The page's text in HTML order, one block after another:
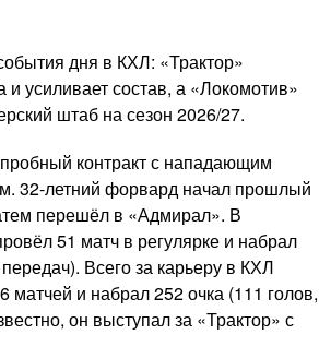
дня в КХЛ: «Трактор»
и усиливает состав, а «Локомотив»
штаб на сезон 2026/27.
контракт с нападающим
32-летний форвард начал прошлый
перешёл в «Адмирал». В
51 матч в регулярке и набрал
Всего за карьеру в КХЛ
и набрал 252 очка (111 голов,
он выступал за «Трактор» с